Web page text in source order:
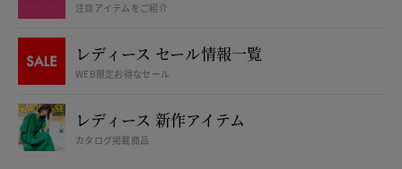
注目アイテムをご紹介
レディース セール情報一覧
WEB限定お得なセール
レディース 新作アイテム
カタログ掲載商品